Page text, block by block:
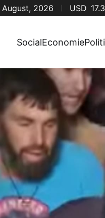
2026 USD
SocialEconomie